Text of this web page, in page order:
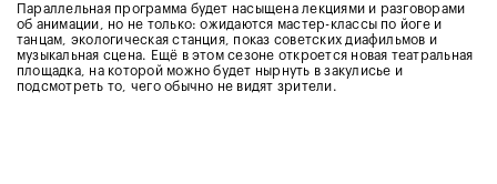
Параллельная программа будет насыщена лекциями и разговорами
об анимации, но не только: ожидаются мастер-классы по йоге и
танцам, экологическая станция, показ советских диафильмов и
музыкальная сцена. Ещё в этом сезоне откроется новая театральная
площадка, на которой можно будет нырнуть в закулисье и
подсмотреть то, чего обычно не видят зрители.